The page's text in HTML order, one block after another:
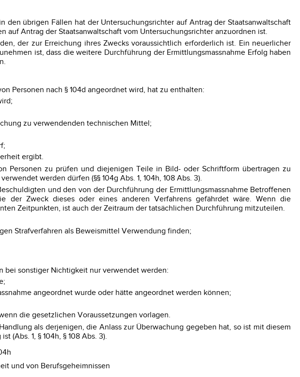
den übrigen Fällen hat der Untersuchungsrichter auf Antrag der Staatsanwaltschaft
auf Antrag der Staatsanwaltschaft vom Untersuchungsrichter anzuordnen ist.
der zur Erreichung ihres Zwecks voraussichtlich erforderlich ist. Ein neuerlicher
ist, dass die weitere Durchführung der Ermittlungsmassnahme Erfolg haben
Personen nach § 104d angeordnet wird, hat zu enthalten:
zu verwendenden technischen Mittel;
ergibt.
Personen zu prüfen und diejenigen Teile in Bild- oder Schriftform übertragen zu
werden dürfen (§§ 104g Abs. 1, 104h, 108 Abs. 3).
und den von der Durchführung der Ermittlungsmassnahme Betroffenen
der Zweck dieses oder eines anderen Verfahrens gefährdet wäre. Wenn die
Zeitpunkten, ist auch der Zeitraum der tatsächlichen Durchführung mitzuteilen.
Strafverfahren als Beweismittel Verwendung finden;
bei sonstiger Nichtigkeit nur verwendet werden:
angeordnet wurde oder hätte angeordnet werden können;
die gesetzlichen Voraussetzungen vorlagen.
als derjenigen, die Anlass zur Überwachung gegeben hat, so ist mit diesem
(Abs. 1, § 104h, § 108 Abs. 3).
und von Berufsgeheimnissen